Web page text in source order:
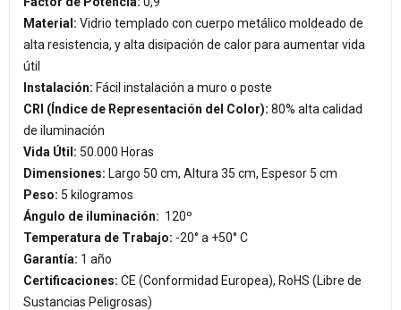
Material: Vidrio templado con cuerpo metálico moldeado de
alta resistencia, y alta disipación de calor para aumentar vida
útil
Instalación: Fácil instalación a muro o poste
CRI (Índice de Representación del Color): 80% alta calidad
de iluminación
Vida Útil: 50.000 Horas
Dimensiones: Largo 50 cm, Altura 35 cm, Espesor 5 cm
Peso: 5 kilogramos
Ángulo de iluminación: 120º
Temperatura de Trabajo: -20° a +50° C
Garantía: 1 año
Certificaciones: CE (Conformidad Europea), RoHS (Libre de
Sustancias Peligrosas)